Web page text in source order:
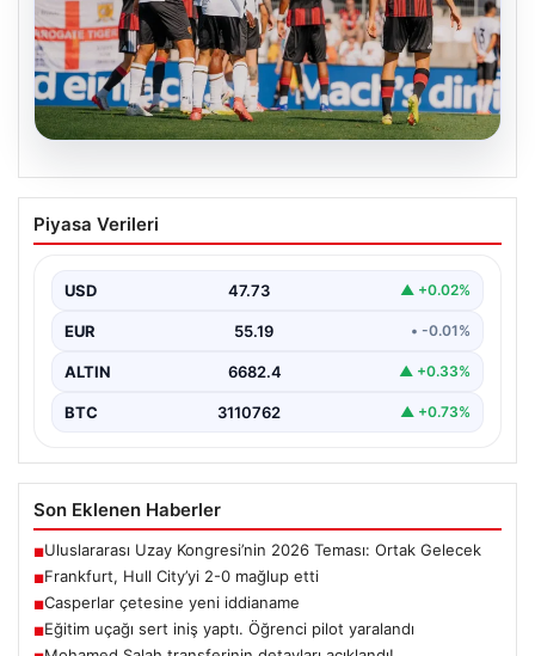
Frankfurt, Hull City’yi 2-0 mağlup etti
Almanya’nın köklü futbol kulüplerinden Eintracht
Piyasa Verileri
USD 47.73 ▲ +0.02%
EUR 55.19 • -0.01%
ALTIN 6682.4 ▲ +0.33%
BTC 3110762 ▲ +0.73%
Son Eklenen Haberler
■Uluslararası Uzay Kongresi’nin 2026 Teması: Ortak Gelecek
■Frankfurt, Hull City’yi 2-0 mağlup etti
■Casperlar çetesine yeni iddianame
■Eğitim uçağı sert iniş yaptı. Öğrenci pilot yaralandı